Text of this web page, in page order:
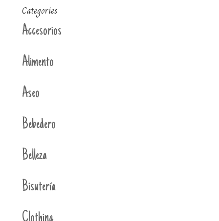
Categories
Accesorios
Alimento
Aseo
Bebedero
Belleza
Bisutería